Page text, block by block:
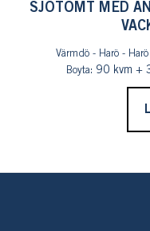
SJÖTOMT MED
Värmdö - Harö -
Boyta: 90 kvm +